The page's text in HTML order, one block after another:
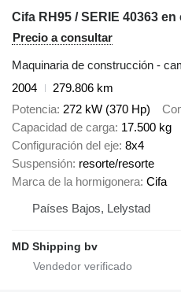
Precio a consultar
Maquinaria de construcción -
2004
279.806 km
Potencia 272 kW (370 Hp)
Capacidad de carga 17.500 kg
Configuración del eje 8x4
Suspensión resorte/resorte
Marca de la hormigonera Cifa
Países Bajos, Lelystad
MD Shipping bv